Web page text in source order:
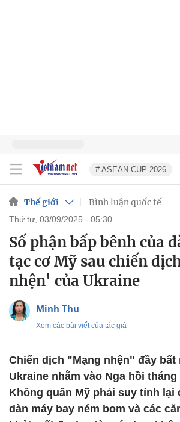
# ASEAN CUP 2026
Thế giới Bình luận quốc tế
thứ tư, 03/09/2025 - 05:30
Số phận bấp bênh của
tạc cơ Mỹ sau chiến
nhện' của Ukraine
Minh Thu
Xem các bài viết của tác giả
Chiến dịch "Mạng nhện" đầy bất
Ukraine nhằm vào Nga hồi
Không quân Mỹ phải suy tính lại
dàn máy bay ném bom và các